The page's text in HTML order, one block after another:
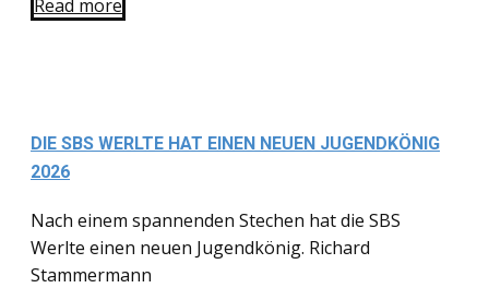
Read more
DIE SBS WERLTE HAT EINEN NEUEN JUGENDKÖNIG
2026
Nach einem spannenden Stechen hat die SBS
Werlte einen neuen Jugendkönig. Richard
Stammermann